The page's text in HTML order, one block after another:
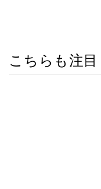
こちらも注目